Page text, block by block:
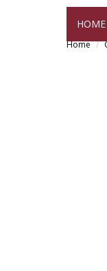
HOME
Home